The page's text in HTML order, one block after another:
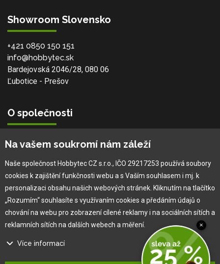
Showroom Slovensko
+421 0850 150 151
info@hobbytec.sk
Bardejovská 2046/28, 080 06
Ľubotice - Prešov
O společnosti
Vlastní výroba
Náš tým
O nás
Pro zákazníka
Obchodní podmínky
Jak na reklamaci
Na vašem soukromí nám záleží
Naše společnost Hobbytec CZ s.r.o., IČO 29217253 používá soubory
cookies k zajištění funkčnosti webu a s Vaším souhlasem i mj. k
personalizaci obsahu našich webových stránek. Kliknutím na tlačítko
„Rozumím“ souhlasíte s využívaním cookies a předáním údajů o
chování na webu pro zobrazení cílené reklamy i na sociálních sítích a
reklamních sítích na dalších webech a měření.
Více informací
×